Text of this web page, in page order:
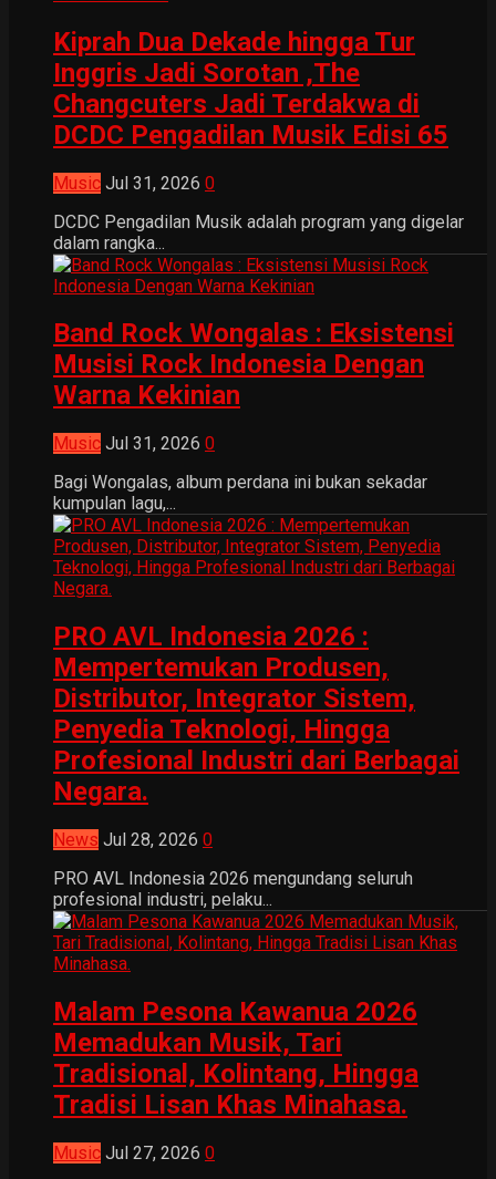
Kiprah Dua Dekade hingga Tur
Inggris Jadi Sorotan ,The
Changcuters Jadi Terdakwa di
DCDC Pengadilan Musik Edisi 65
Music Jul 31, 2026 0
DCDC Pengadilan Musik adalah program yang digelar
dalam rangka...
Band Rock Wongalas : Eksistensi
Musisi Rock Indonesia Dengan
Warna Kekinian
Music Jul 31, 2026 0
Bagi Wongalas, album perdana ini bukan sekadar
kumpulan lagu,...
PRO AVL Indonesia 2026 :
Mempertemukan Produsen,
Distributor, Integrator Sistem,
Penyedia Teknologi, Hingga
Profesional Industri dari Berbagai
Negara.
News Jul 28, 2026 0
PRO AVL Indonesia 2026 mengundang seluruh
profesional industri, pelaku...
Malam Pesona Kawanua 2026
Memadukan Musik, Tari
Tradisional, Kolintang, Hingga
Tradisi Lisan Khas Minahasa.
Music Jul 27, 2026 0